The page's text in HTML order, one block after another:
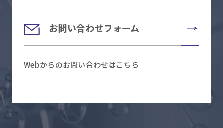
お問い合わせフォーム
Webからのお問い合わせはこちら